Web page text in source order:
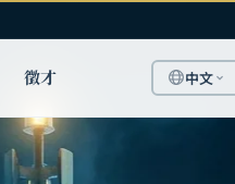
徵才 中文